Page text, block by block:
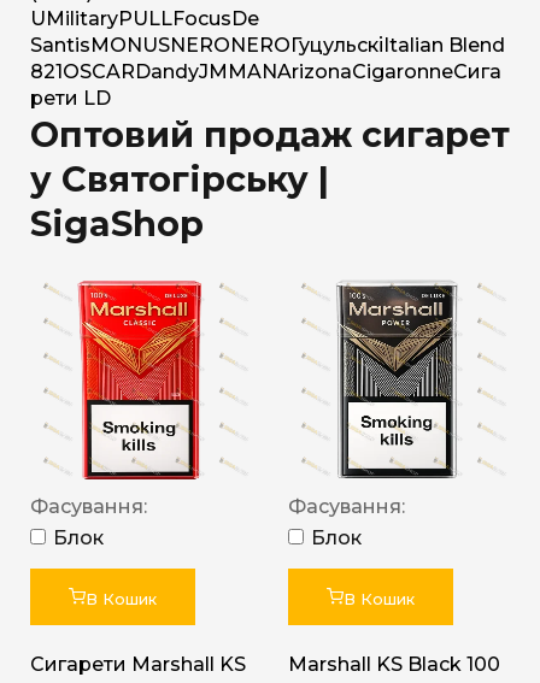
U MilitaryPULLFocus De
Santis MONUSNERO NERO Гуцульскі Italian Blend
821 OSCAR DandyJM MANArizonaCigaronneСига
рети LD
Оптовий продаж сигарет
у Святогірську |
SigaShop
Фасування:
Блок
В Кошик
Сигарети Marshall KS
Фасування:
Блок
В Кошик
Marshall KS Black 100